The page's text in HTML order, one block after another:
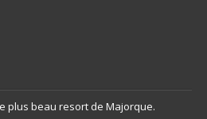
plus beau resort de Majorque.